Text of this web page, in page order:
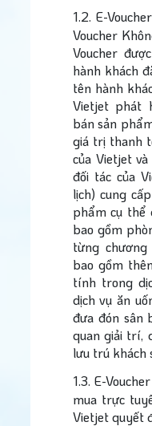
1.2. E-
Voucher
Voucher
hành khách
tên hành
Vietjet phát
bán sản
giá trị thanh
của Vietjet
đối tác của
lịch) cung
phẩm cụ thể
bao gồm
từng
bao gồm
tính trong
dịch vụ ăn
đưa đón sân
quan giải trí,
lưu trú khách
1.3. E-
mua trực
Vietjet quyết